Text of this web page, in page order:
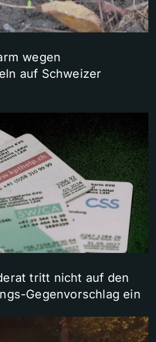
wegen
auf Schweizer
tritt nicht auf den
Gegenvorschlag ein